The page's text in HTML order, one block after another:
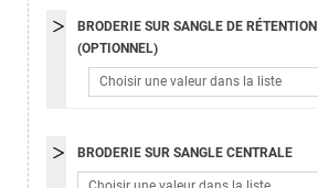
BRODERIE SUR SANGLE DE
(OPTIONNEL)
Choisir une valeur dans la liste
BRODERIE SUR SANGLE CENTRALE